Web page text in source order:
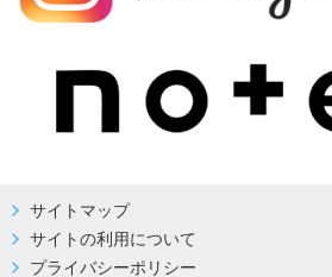
サイトマップ
サイトの利用について
プライバシーポリシー